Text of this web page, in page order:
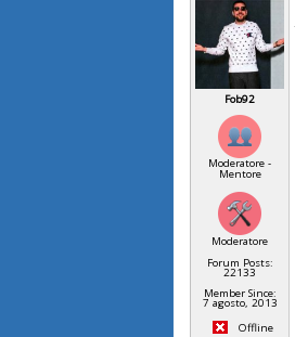
Fob92
Moderatore -
Mentore
Moderatore
Forum Posts:
22133
Member Since:
7 agosto, 2013
Offline